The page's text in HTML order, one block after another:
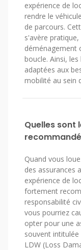
expérience de
rendre le
de parcours.
s'avère
déménagement
boucle. Ainsi,
adaptées aux
mobilité au sein
Quelles sont
Quand vous
des assurances
expérience de
fortement
responsabilité
vous pourriez
opter pour une
souvent intitulée
LDW (Loss